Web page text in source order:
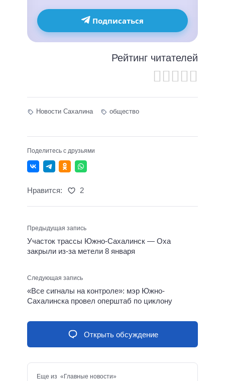
Подписаться
Рейтинг читателей
Новости Сахалина общество
Поделитесь с друзьями
Нравится: 2
Предыдущая запись
Участок трассы Южно-Сахалинск — Оха
закрыли из-за метели 8 января
Следующая запись
«Все сигналы на контроле»: мэр Южно-
Сахалинска провел оперштаб по циклону
Открыть обсуждение
Еще из «Главные новости»